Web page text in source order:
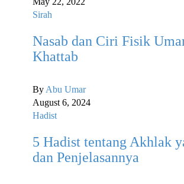
Sirah
Nasab dan Ciri Fisik
Khattab
By Abu Umar
August 6, 2024
Hadist
5 Hadist tentang Akhlak
dan Penjelasannya